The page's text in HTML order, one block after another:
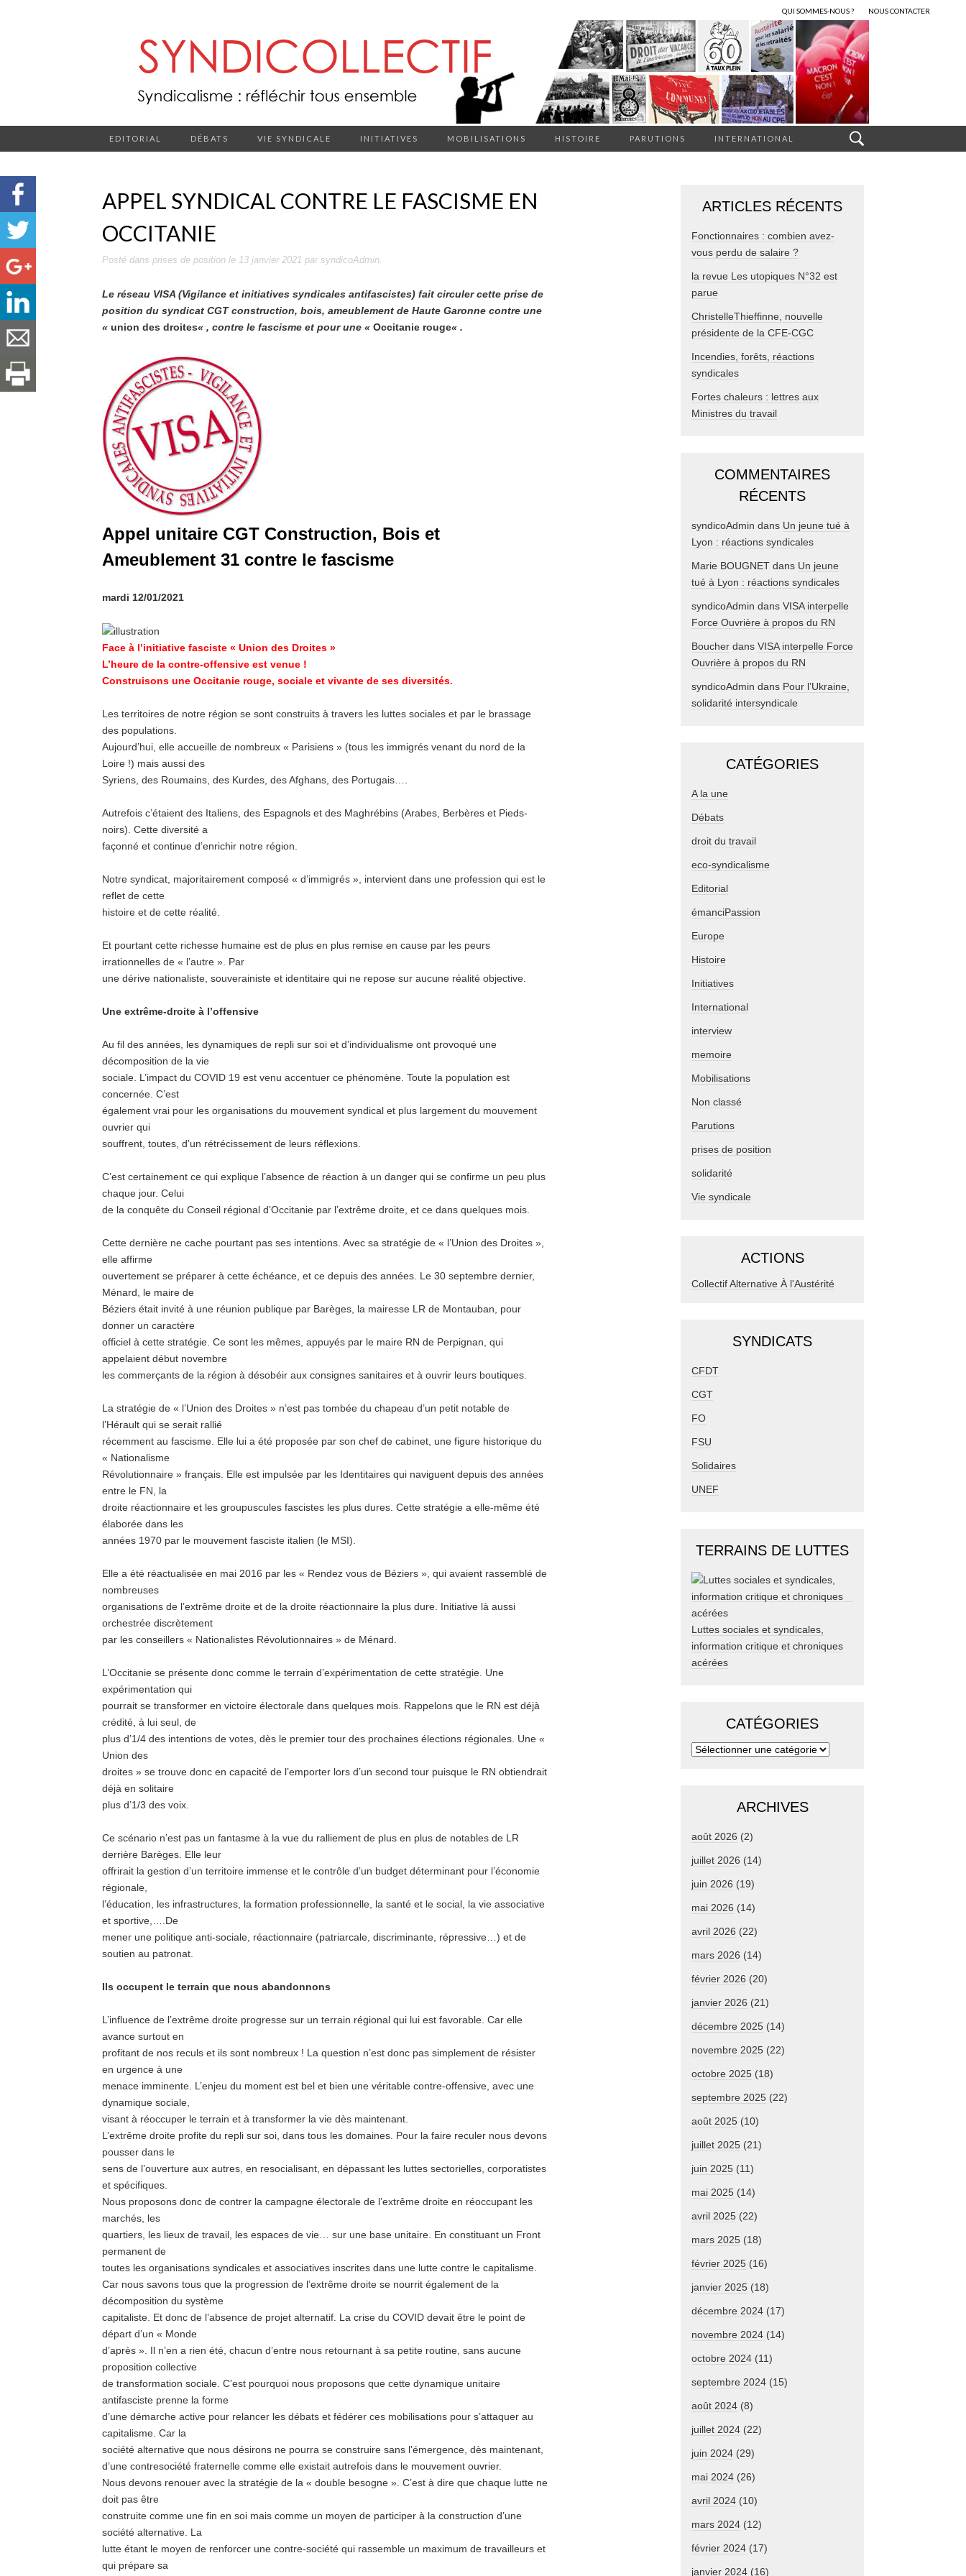
QUI SOMMES-NOUS ? NOUS CONTACTER
EDITORIAL DÉBATS VIE SYNDICALE INITIATIVES MOBILISATIONS HISTOIRE PARUTIONS INTERNATIONAL
APPEL SYNDICAL CONTRE LE FASCISME EN
OCCITANIE
Posté dans prises de position le 13 janvier 2021 par syndicoAdmin.
Le réseau VISA (Vigilance et initiatives syndicales antifascistes) fait circuler cette prise de
position du syndicat CGT construction, bois, ameublement de Haute Garonne contre une
« union des droites« , contre le fascisme et pour une « Occitanie rouge« .
Appel unitaire CGT Construction, Bois et
Ameublement 31 contre le fascisme
mardi 12/01/2021
Face à l’initiative fasciste « Union des Droites »
L’heure de la contre-offensive est venue !
Construisons une Occitanie rouge, sociale et vivante de ses diversités.
Les territoires de notre région se sont construits à travers les luttes sociales et par le brassage
des populations.
Aujourd’hui, elle accueille de nombreux « Parisiens » (tous les immigrés venant du nord de la
Loire !) mais aussi des
Syriens, des Roumains, des Kurdes, des Afghans, des Portugais….
Autrefois c’étaient des Italiens, des Espagnols et des Maghrébins (Arabes, Berbères et Pieds-
noirs). Cette diversité a
façonné et continue d’enrichir notre région.
Notre syndicat, majoritairement composé « d’immigrés », intervient dans une profession qui est le
reflet de cette
histoire et de cette réalité.
Et pourtant cette richesse humaine est de plus en plus remise en cause par les peurs
irrationnelles de « l’autre ». Par
une dérive nationaliste, souverainiste et identitaire qui ne repose sur aucune réalité objective.
Une extrême-droite à l’offensive
Au fil des années, les dynamiques de repli sur soi et d’individualisme ont provoqué une
décomposition de la vie
sociale. L’impact du COVID 19 est venu accentuer ce phénomène. Toute la population est
concernée. C’est
également vrai pour les organisations du mouvement syndical et plus largement du mouvement
ouvrier qui
souffrent, toutes, d’un rétrécissement de leurs réflexions.
C’est certainement ce qui explique l’absence de réaction à un danger qui se confirme un peu plus
chaque jour. Celui
de la conquête du Conseil régional d’Occitanie par l’extrême droite, et ce dans quelques mois.
Cette dernière ne cache pourtant pas ses intentions. Avec sa stratégie de « l’Union des Droites »,
elle affirme
ouvertement se préparer à cette échéance, et ce depuis des années. Le 30 septembre dernier,
Ménard, le maire de
Béziers était invité à une réunion publique par Barèges, la mairesse LR de Montauban, pour
donner un caractère
officiel à cette stratégie. Ce sont les mêmes, appuyés par le maire RN de Perpignan, qui
appelaient début novembre
les commerçants de la région à désobéir aux consignes sanitaires et à ouvrir leurs boutiques.
La stratégie de « l’Union des Droites » n’est pas tombée du chapeau d’un petit notable de
l’Hérault qui se serait rallié
récemment au fascisme. Elle lui a été proposée par son chef de cabinet, une figure historique du
« Nationalisme
Révolutionnaire » français. Elle est impulsée par les Identitaires qui naviguent depuis des années
entre le FN, la
droite réactionnaire et les groupuscules fascistes les plus dures. Cette stratégie a elle-même été
élaborée dans les
années 1970 par le mouvement fasciste italien (le MSI).
Elle a été réactualisée en mai 2016 par les « Rendez vous de Béziers », qui avaient rassemblé de
nombreuses
organisations de l’extrême droite et de la droite réactionnaire la plus dure. Initiative là aussi
orchestrée discrètement
par les conseillers « Nationalistes Révolutionnaires » de Ménard.
L’Occitanie se présente donc comme le terrain d’expérimentation de cette stratégie. Une
expérimentation qui
pourrait se transformer en victoire électorale dans quelques mois. Rappelons que le RN est déjà
crédité, à lui seul, de
plus d’1/4 des intentions de votes, dès le premier tour des prochaines élections régionales. Une «
Union des
droites » se trouve donc en capacité de l’emporter lors d’un second tour puisque le RN obtiendrait
déjà en solitaire
plus d’1/3 des voix.
Ce scénario n’est pas un fantasme à la vue du ralliement de plus en plus de notables de LR
derrière Barèges. Elle leur
offrirait la gestion d’un territoire immense et le contrôle d’un budget déterminant pour l’économie
régionale,
l’éducation, les infrastructures, la formation professionnelle, la santé et le social, la vie associative
et sportive,….De
mener une politique anti-sociale, réactionnaire (patriarcale, discriminante, répressive…) et de
soutien au patronat.
Ils occupent le terrain que nous abandonnons
L’influence de l’extrême droite progresse sur un terrain régional qui lui est favorable. Car elle
avance surtout en
profitant de nos reculs et ils sont nombreux ! La question n’est donc pas simplement de résister
en urgence à une
menace imminente. L’enjeu du moment est bel et bien une véritable contre-offensive, avec une
dynamique sociale,
visant à réoccuper le terrain et à transformer la vie dès maintenant.
L’extrême droite profite du repli sur soi, dans tous les domaines. Pour la faire reculer nous devons
pousser dans le
sens de l’ouverture aux autres, en resocialisant, en dépassant les luttes sectorielles, corporatistes
et spécifiques.
Nous proposons donc de contrer la campagne électorale de l’extrême droite en réoccupant les
marchés, les
quartiers, les lieux de travail, les espaces de vie… sur une base unitaire. En constituant un Front
permanent de
toutes les organisations syndicales et associatives inscrites dans une lutte contre le capitalisme.
Car nous savons tous que la progression de l’extrême droite se nourrit également de la
décomposition du système
capitaliste. Et donc de l’absence de projet alternatif. La crise du COVID devait être le point de
départ d’un « Monde
d’après ». Il n’en a rien été, chacun d’entre nous retournant à sa petite routine, sans aucune
proposition collective
de transformation sociale. C’est pourquoi nous proposons que cette dynamique unitaire
antifasciste prenne la forme
d’une démarche active pour relancer les débats et fédérer ces mobilisations pour s’attaquer au
capitalisme. Car la
société alternative que nous désirons ne pourra se construire sans l’émergence, dès maintenant,
d’une contresociété fraternelle comme elle existait autrefois dans le mouvement ouvrier.
Nous devons renouer avec la stratégie de la « double besogne ». C’est à dire que chaque lutte ne
doit pas être
construite comme une fin en soi mais comme un moyen de participer à la construction d’une
société alternative. La
lutte étant le moyen de renforcer une contre-société qui rassemble un maximum de travailleurs et
qui prépare sa
ARTICLES RÉCENTS
Fonctionnaires : combien avez-
vous perdu de salaire ?
la revue Les utopiques N°32 est
parue
ChristelleThieffinne, nouvelle
présidente de la CFE-CGC
Incendies, forêts, réactions
syndicales
Fortes chaleurs : lettres aux
Ministres du travail
COMMENTAIRES
RÉCENTS
syndicoAdmin dans Un jeune tué à
Lyon : réactions syndicales
Marie BOUGNET dans Un jeune
tué à Lyon : réactions syndicales
syndicoAdmin dans VISA interpelle
Force Ouvrière à propos du RN
Boucher dans VISA interpelle Force
Ouvrière à propos du RN
syndicoAdmin dans Pour l’Ukraine,
solidarité intersyndicale
CATÉGORIES
A la une
Débats
droit du travail
eco-syndicalisme
Editorial
émanciPassion
Europe
Histoire
Initiatives
International
interview
memoire
Mobilisations
Non classé
Parutions
prises de position
solidarité
Vie syndicale
ACTIONS
Collectif Alternative À l'Austérité
SYNDICATS
CFDT
CGT
FO
FSU
Solidaires
UNEF
TERRAINS DE LUTTES
Luttes sociales et syndicales,
information critique et chroniques
acérées
CATÉGORIES
ARCHIVES
août 2026 (2)
juillet 2026 (14)
juin 2026 (19)
mai 2026 (14)
avril 2026 (22)
mars 2026 (14)
février 2026 (20)
janvier 2026 (21)
décembre 2025 (14)
novembre 2025 (22)
octobre 2025 (18)
septembre 2025 (22)
août 2025 (10)
juillet 2025 (21)
juin 2025 (11)
mai 2025 (14)
avril 2025 (22)
mars 2025 (18)
février 2025 (16)
janvier 2025 (18)
décembre 2024 (17)
novembre 2024 (14)
octobre 2024 (11)
septembre 2024 (15)
août 2024 (8)
juillet 2024 (22)
juin 2024 (29)
mai 2024 (26)
avril 2024 (10)
mars 2024 (12)
février 2024 (17)
janvier 2024 (16)